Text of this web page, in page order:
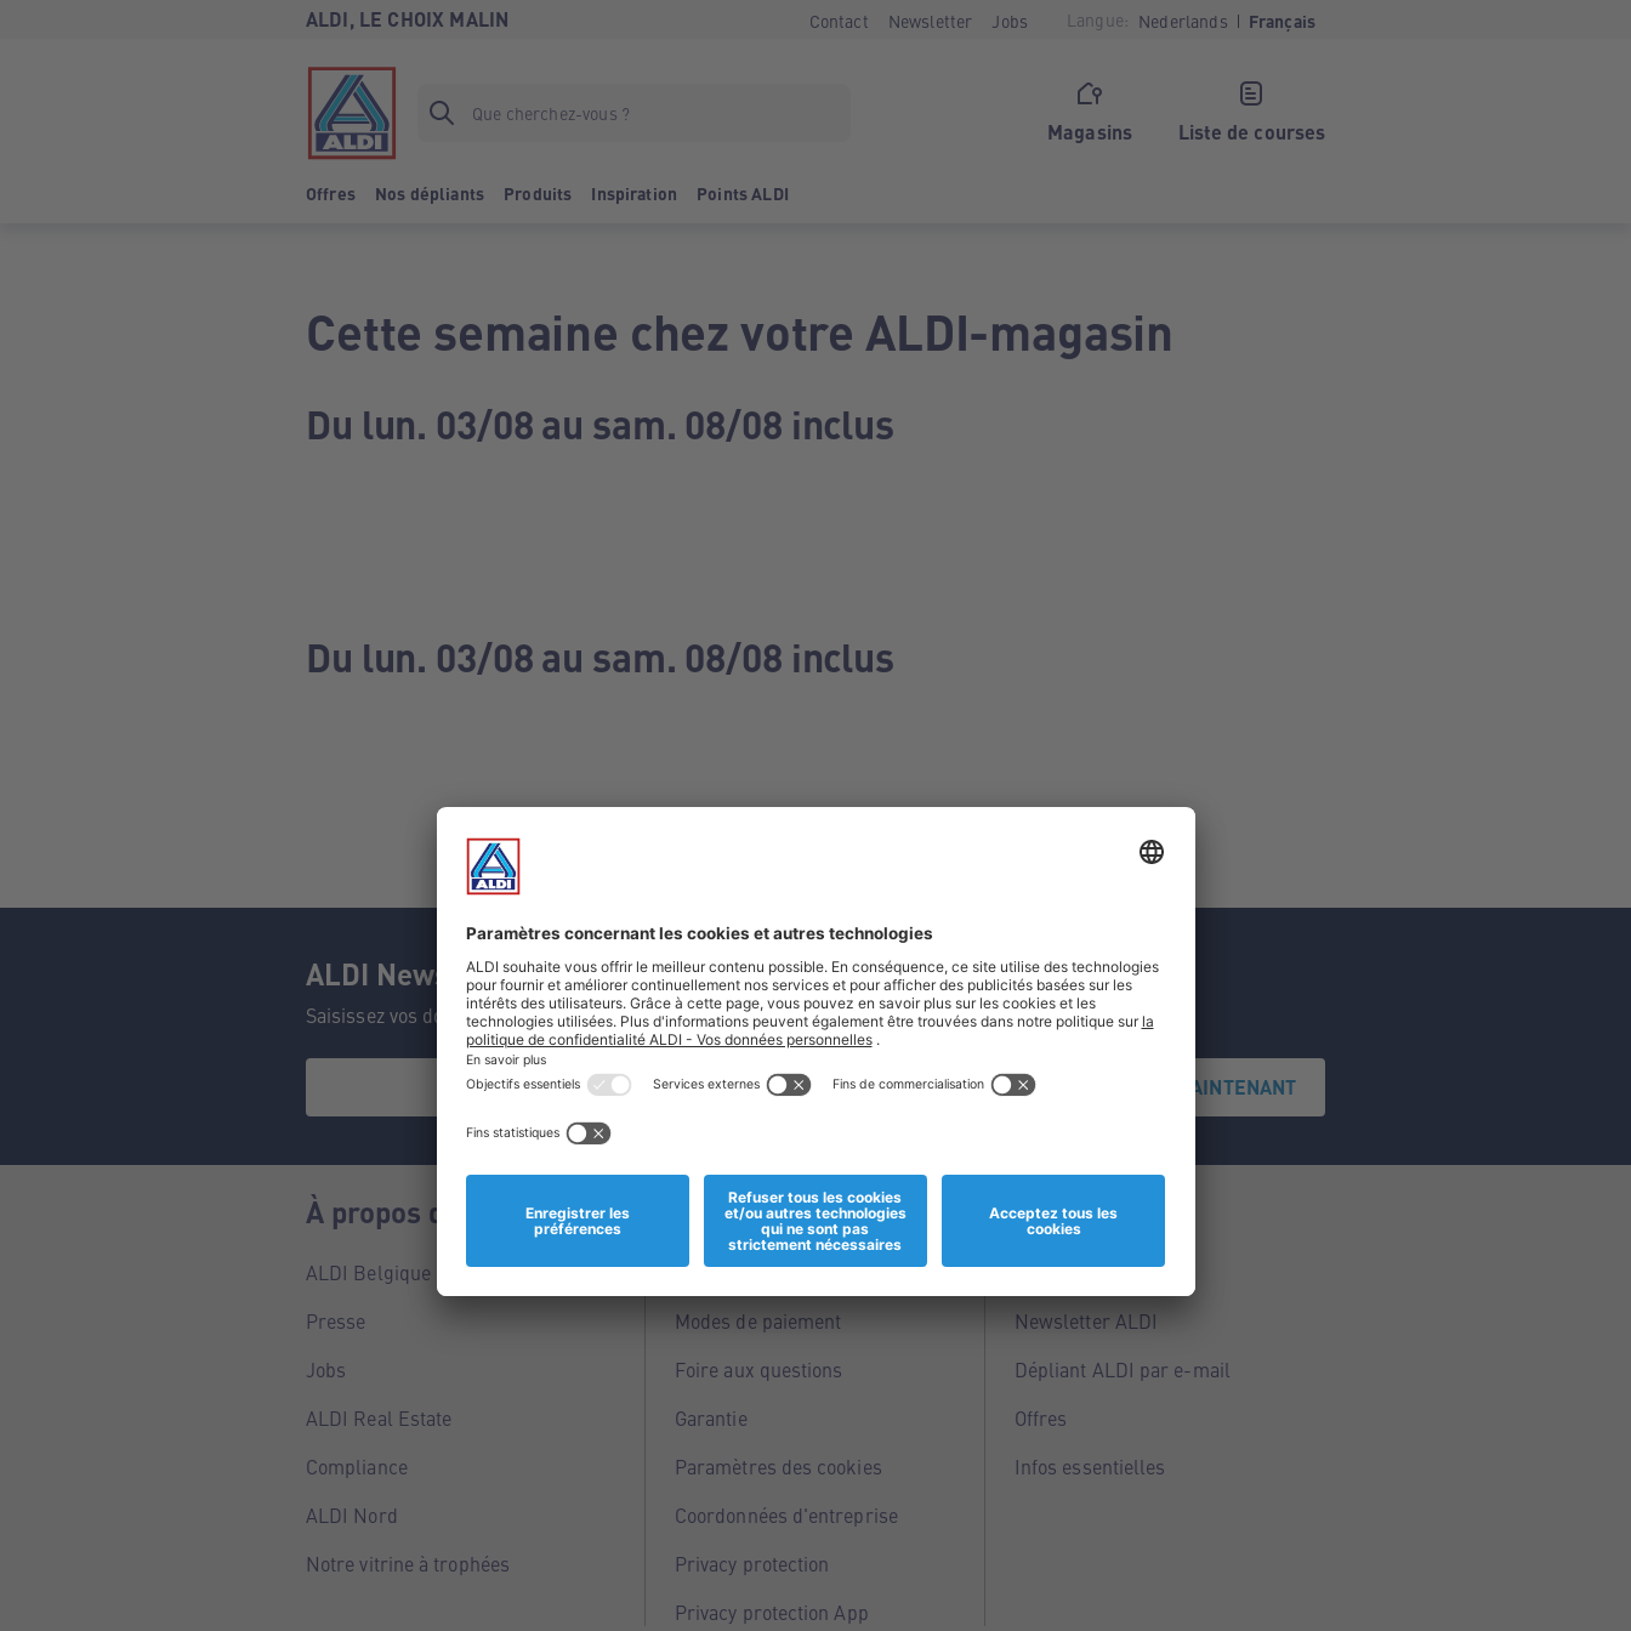
ALDI, LE CHOIX MALIN Contact Newsletter Jobs Langue: Nederlands Français
Magasins Liste de courses
Offres Nos dépliants Produits Inspiration Points ALDI
Cette semaine chez votre ALDI-magasin
Du lun. 03/08 au sam. 08/08 inclus
Du lun. 03/08 au sam. 08/08 inclus
ALDI Newsletter
Saisissez vos données et ne manquez aucune de nos offres.
S'INSCRIRE MAINTENANT
À propos de nous
ALDI Belgique
Presse
Jobs
ALDI Real Estate
Compliance
ALDI Nord
Notre vitrine à trophées
Informations
Magasins
Modes de paiement
Foire aux questions
Garantie
Paramètres des cookies
Coordonnées d'entreprise
Privacy protection
Privacy protection App
Service
Points ALDI
Newsletter ALDI
Dépliant ALDI par e-mail
Offres
Infos essentielles